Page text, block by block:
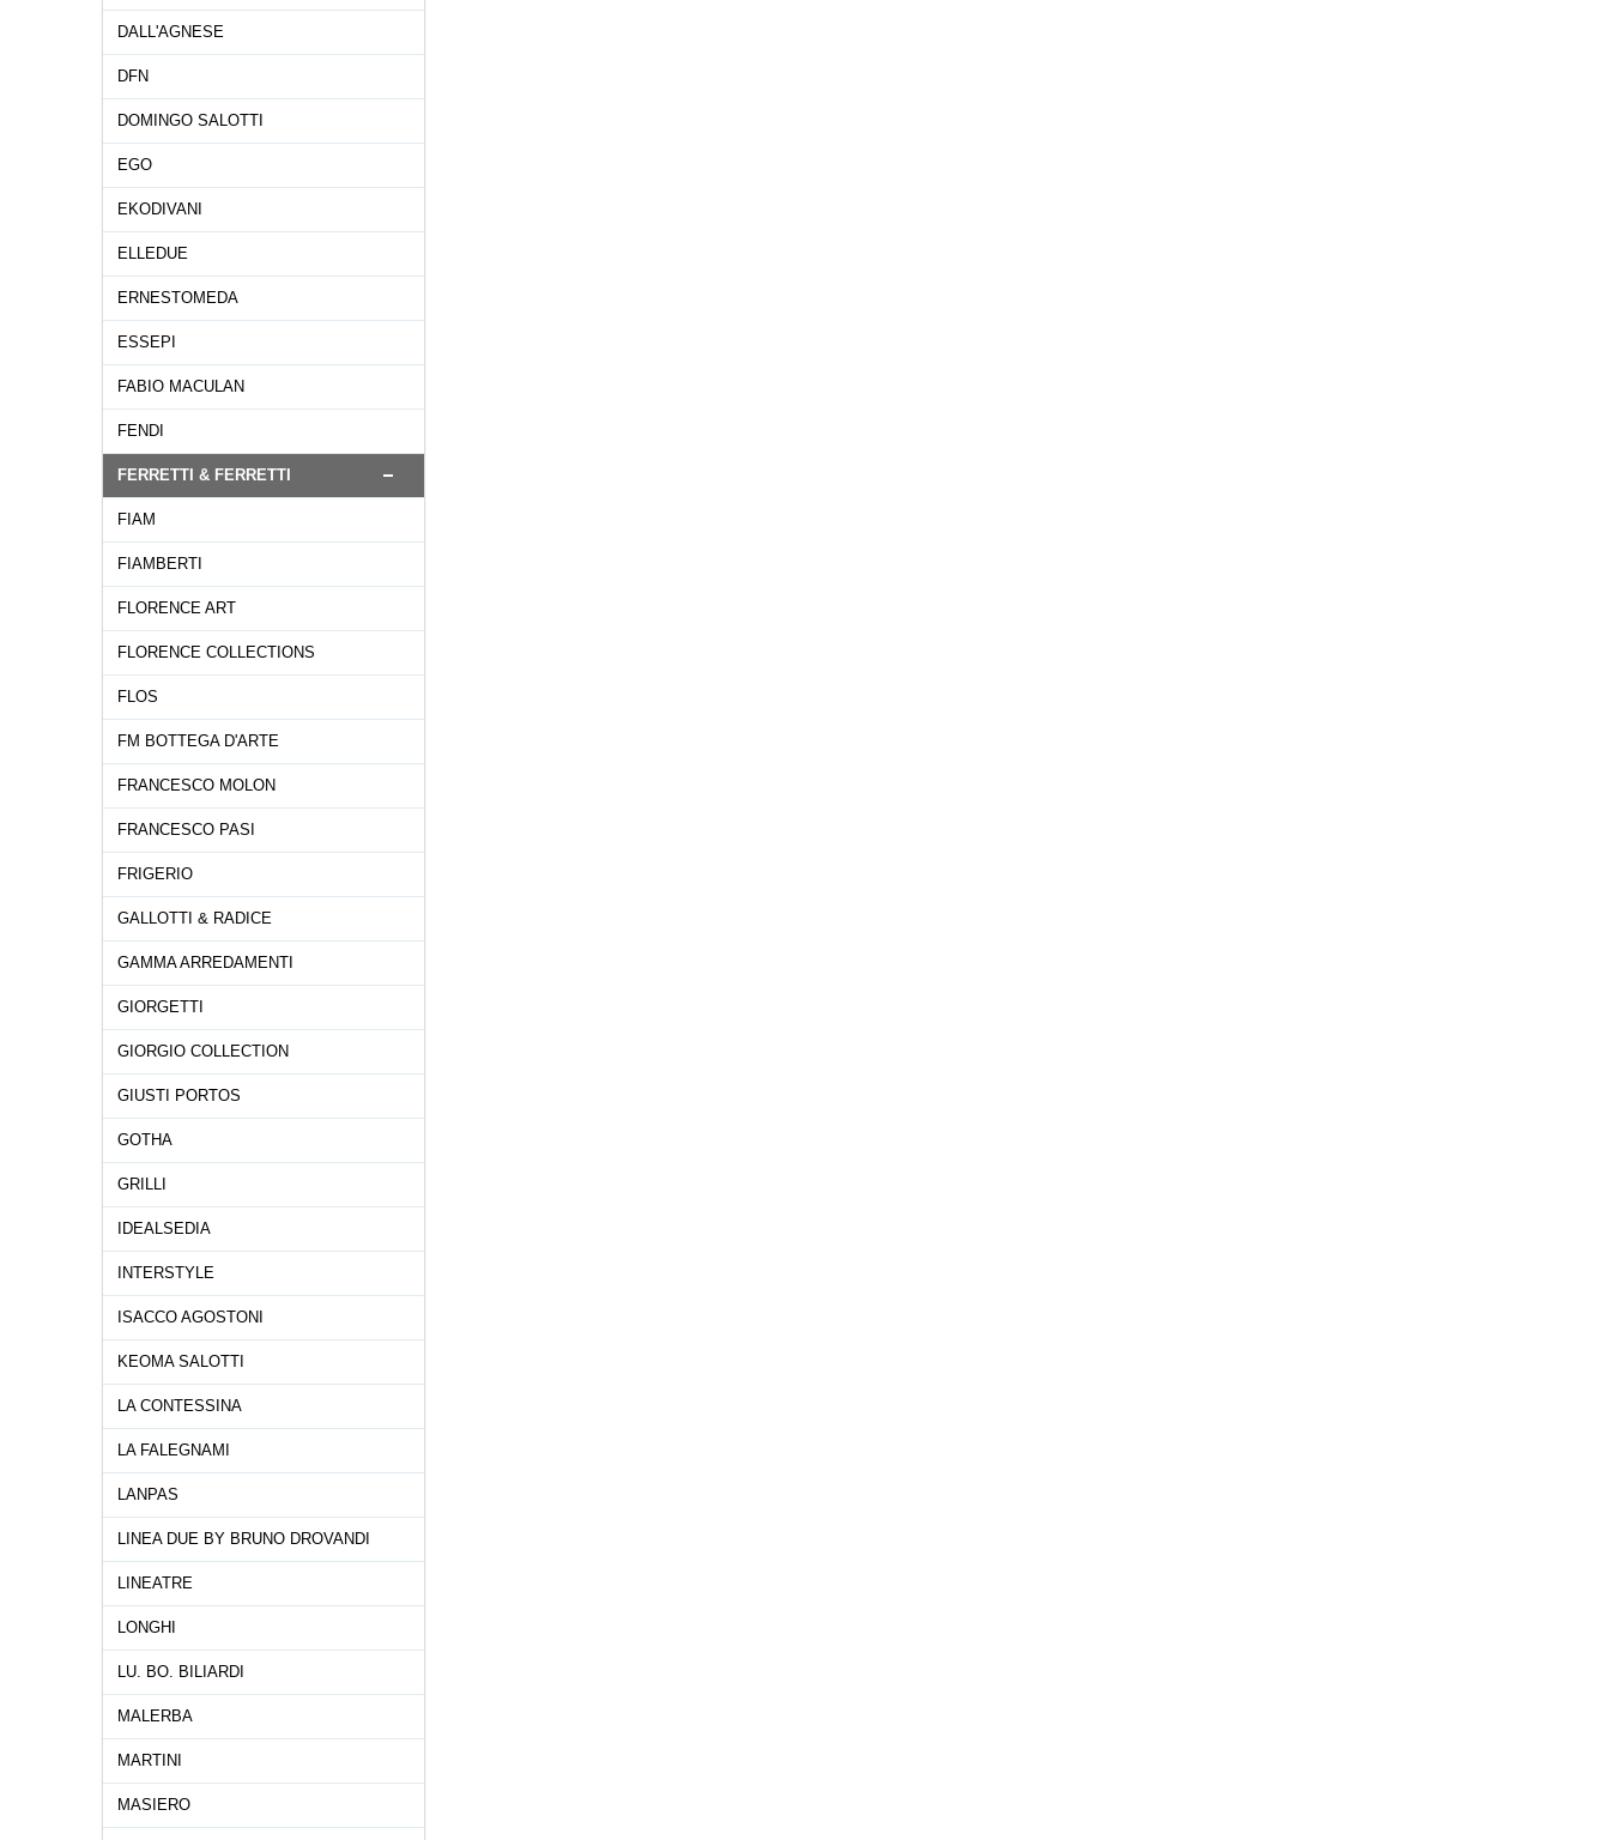
DALL'AGNESE
DFN
DOMINGO SALOTTI
EGO
EKODIVANI
ELLEDUE
ERNESTOMEDA
ESSEPI
FABIO MACULAN
FENDI
FERRETTI & FERRETTI
FIAM
FIAMBERTI
FLORENCE ART
FLORENCE COLLECTIONS
FLOS
FM BOTTEGA D'ARTE
FRANCESCO MOLON
FRANCESCO PASI
FRIGERIO
GALLOTTI & RADICE
GAMMA ARREDAMENTI
GIORGETTI
GIORGIO COLLECTION
GIUSTI PORTOS
GOTHA
GRILLI
IDEALSEDIA
INTERSTYLE
ISACCO AGOSTONI
KEOMA SALOTTI
LA CONTESSINA
LA FALEGNAMI
LANPAS
LINEA DUE BY BRUNO DROVANDI
LINEATRE
LONGHI
LU. BO. BILIARDI
MALERBA
MARTINI
MASIERO